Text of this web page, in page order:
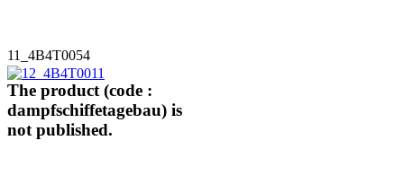
11_4B4T0054
The product (code :
dampfschiffetagebau) is
not published.